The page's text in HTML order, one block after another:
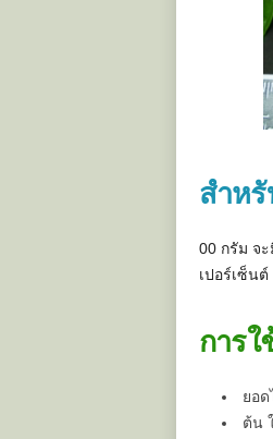
สำห
00 กรัม จ
เปอร์เซ็น
การ
ยอ
ต้น